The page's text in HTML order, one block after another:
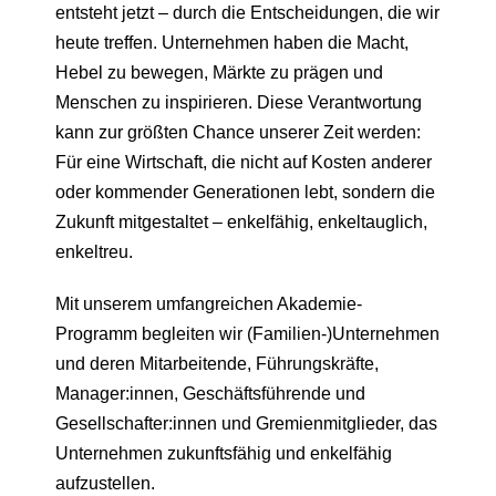
entsteht jetzt – durch die Entscheidungen, die wir
heute treffen. Unternehmen haben die Macht,
Hebel zu bewegen, Märkte zu prägen und
Menschen zu inspirieren. Diese Verantwortung
kann zur größten Chance unserer Zeit werden:
Für eine Wirtschaft, die nicht auf Kosten anderer
oder kommender Generationen lebt, sondern die
Zukunft mitgestaltet – enkelfähig, enkeltauglich,
enkeltreu.
Mit unserem umfangreichen Akademie-
Programm begleiten wir (Familien-)Unternehmen
und deren Mitarbeitende, Führungskräfte,
Manager:innen, Geschäftsführende und
Gesellschafter:innen und Gremienmitglieder, das
Unternehmen zukunftsfähig und enkelfähig
aufzustellen.